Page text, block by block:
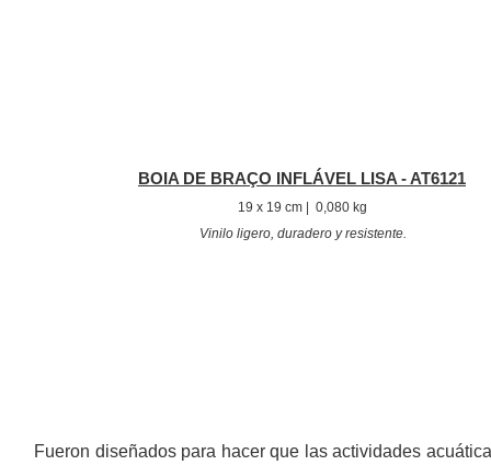
BOIA DE BRAÇO INFLÁVEL LISA - AT6121
19 x 19 cm | 0,080 kg
Vinilo ligero, duradero y resistente.
Fueron diseñados para hacer que las actividades